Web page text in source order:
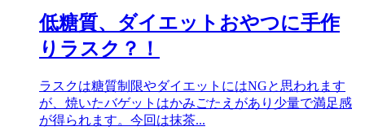
低糖質、ダイエットおやつに手作
りラスク？！
ラスクは糖質制限やダイエットにはNGと思われます
が、焼いたバゲットはかみごたえがあり少量で満足感
が得られます。今回は抹茶...